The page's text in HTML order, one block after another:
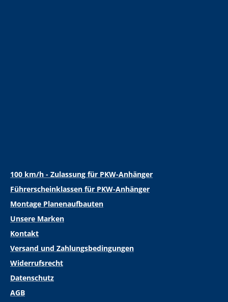
100 km/h - Zulassung für PKW-Anhänger
Führerscheinklassen für PKW-Anhänger
Montage Planenaufbauten
Unsere Marken
Kontakt
Versand und Zahlungsbedingungen
Widerrufsrecht
Datenschutz
AGB